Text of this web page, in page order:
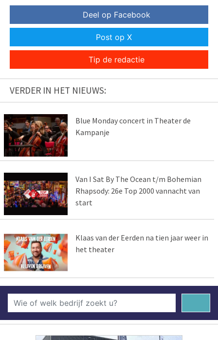
Deel op Facebook
Post op X
Tip de redactie
VERDER IN HET NIEUWS:
Blue Monday concert in Theater de
Kampanje
Van I Sat By The Ocean t/m Bohemian
Rhapsody: 26e Top 2000 vannacht van
start
Klaas van der Eerden na tien jaar weer in
het theater